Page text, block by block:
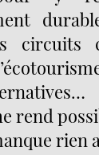
circuits
rend
rien